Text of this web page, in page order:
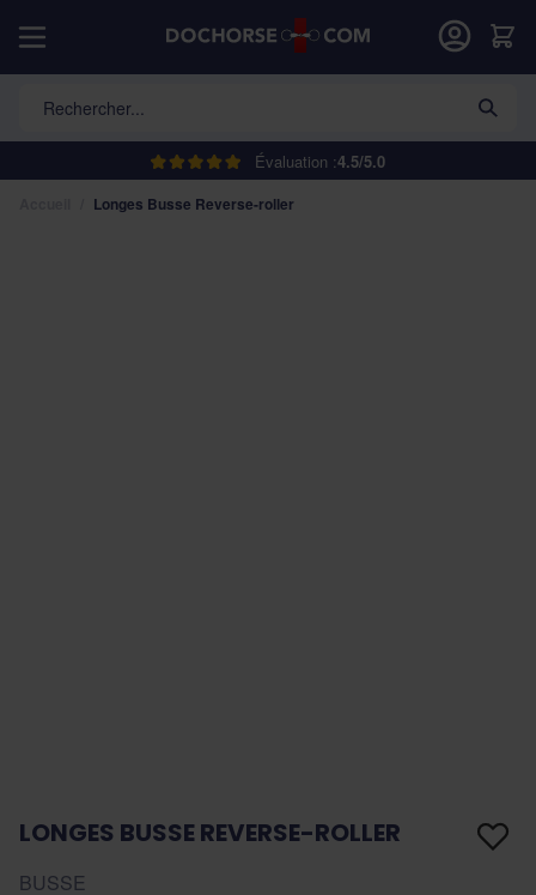
Évaluation :4.5/5.0
Rechercher...
Cart
Longes Busse Reverse-roller
LONGES BUSSE REVERSE-ROLLER
BUSSE